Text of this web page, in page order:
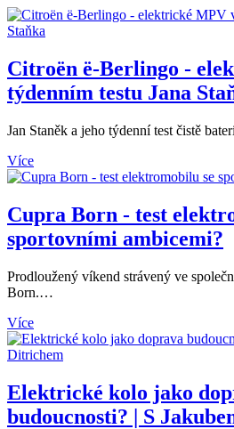
Citroën ë-Berlingo -
týdenním testu Jana
Jan Staněk a jeho týdenní test čistě
Více
Cupra Born - test
sportovními ambicemi?
Prodloužený víkend strávený ve
Born.…
Více
Elektrické kolo jako
budoucnosti? | S